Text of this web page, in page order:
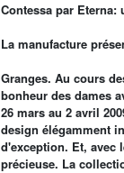
Contessa par
La manufacture
Granges. Au cours
bonheur des dames
26 mars au 2 avril
design élégamment
d'exception. Et, avec
précieuse. La